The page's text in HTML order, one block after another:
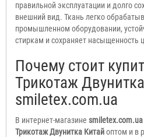
правильной эксплуатации и долго
внешний вид. Ткань легко
промышленном оборудовании,
стиркам и сохраняет насыщенность
Почему стоит
Трикотаж
smiletex.com.ua
В интернет-магазине smiletex.com.ua
Трикотаж Двунитка Китайоптом и в